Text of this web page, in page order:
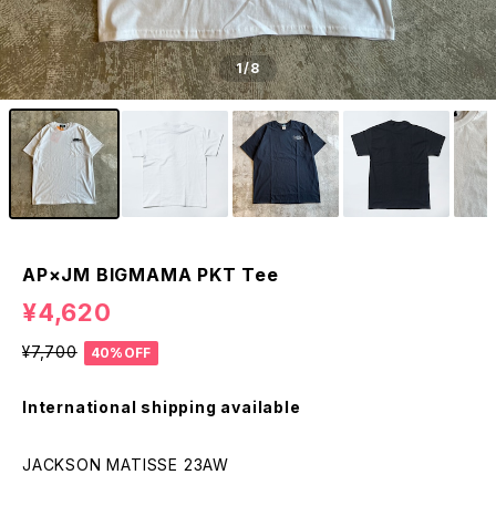
1/8
AP×JM BIGMAMA PKT Tee
¥4,620
¥7,700 40%OFF
International shipping available
JACKSON MATISSE 23AW